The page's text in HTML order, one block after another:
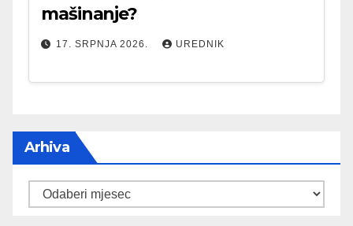
mašinanje?
17. SRPNJA 2026. UREDNIK
Arhiva
Arhiva